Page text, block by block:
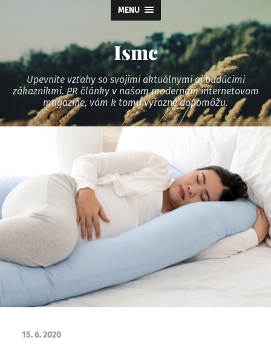
MENU
Ismc
Upevnite vzťahy so svojimi aktuálnymi aj budúcimi
zákazníkmi. PR články v našom modernom internetovom
magazíne, vám k tomu výrazne dopomôžu.
15. 6. 2020